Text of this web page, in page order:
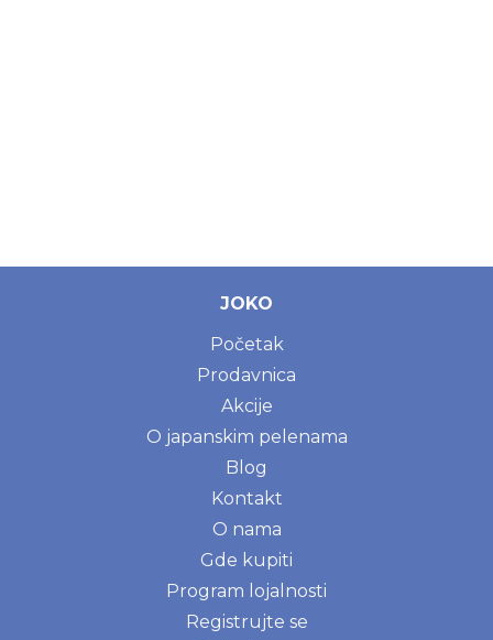
JOKO
Početak
Prodavnica
Akcije
O japanskim pelenama
Blog
Kontakt
O nama
Gde kupiti
Program lojalnosti
Registrujte se